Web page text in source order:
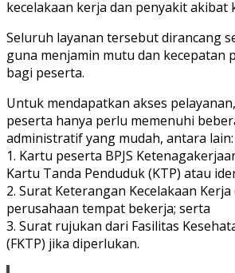
kecelakaan kerja dan penyakit akibat
Seluruh layanan tersebut dirancang
guna menjamin mutu dan kecepatan
bagi peserta.
Untuk mendapatkan akses
peserta hanya perlu memenuhi
administratif yang mudah, antara lain:
1. Kartu peserta BPJS
Kartu Tanda Penduduk (KTP) atau
2. Surat Keterangan Kecelakaan Kerja
perusahaan tempat bekerja; serta
3. Surat rujukan dari Fasilitas
(FKTP) jika diperlukan.